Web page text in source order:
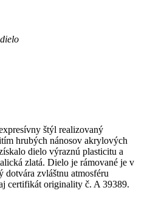
štýl realizovaný
hrubých nánosov akrylových
dielo výraznú plasticitu a
zlatá. Dielo je rámované je v
zvláštnu atmosféru
certifikát originality č. A 39389.